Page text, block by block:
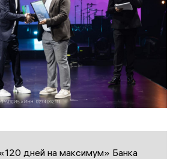
дней на максимум» Банка